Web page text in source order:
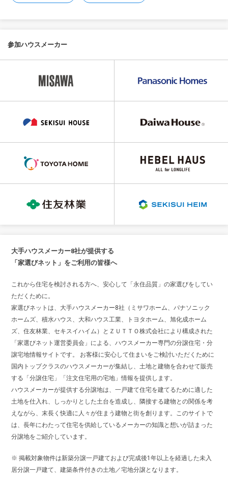
参加ハウスメーカー
大手ハウスメーカー8社が提供する
「家選びネット」をご利用の皆様へ
これから住宅を検討される方へ、安心して「永住品質」の家選びをしてい
ただくために。
家選びネットは、大手ハウスメーカー8社（ミサワホーム、パナソニック
ホームズ、積水ハウス、大和ハウス工業、トヨタホーム、旭化成ホーム
ズ、住友林業、セキスイハイム）とＺＵＴＴＯ株式会社により構成された
「家選びネット運営委員会」による、ハウスメーカー専門の分譲住宅・分
譲宅地情報サイトです。 お客様に安心して住まいをご検討いただくために
国内トップクラスのハウスメーカーが集結し、土地と建物を合わせて販売
する「分譲住宅」「注文住宅用の宅地」情報を提供します。
ハウスメーカーが提供する分譲地は、一戸建て住宅を建てるために適した
土地を仕入れ、しっかりとした土台を造成し、隣接する建物との関係を考
えながら、末長く快適に人々が住まう建物と街を創ります。このサイトで
は、長年にわたって住宅を供給しているメーカーの知識と想いが詰まった
分譲地をご紹介しています。
※ 掲載対象物件は新築分譲一戸建ておよび完成後1年以上を経過した未入
居分譲一戸建て、建築条件付きの土地／宅地分譲となります。